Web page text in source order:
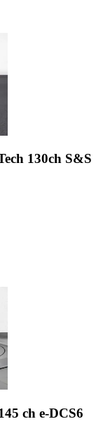
130ch S&S
ch e-DCS6